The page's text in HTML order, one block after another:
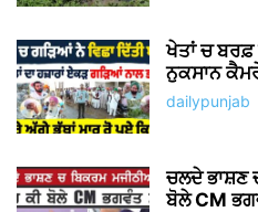
ਖੇਤਾਂ ਚ ਬਰਫ਼
ਨੁਕਸਾਨ
dailypunjab
ਚਲਦੇ ਭਾਸ਼ਣ
ਬੋਲੇ CM